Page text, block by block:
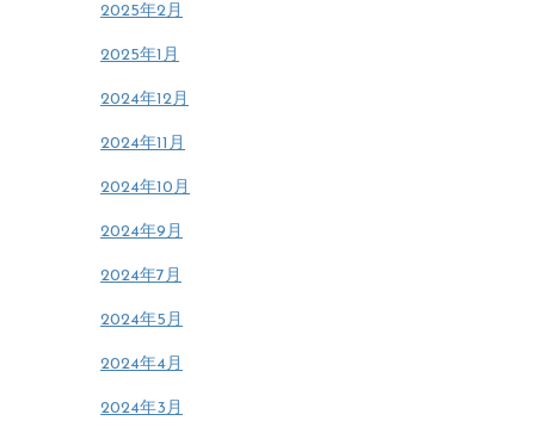
2025年2月
2025年1月
2024年12月
2024年11月
2024年10月
2024年9月
2024年7月
2024年5月
2024年4月
2024年3月